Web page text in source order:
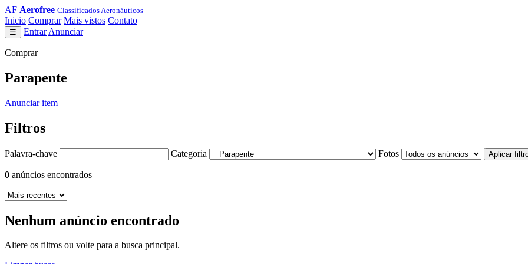
AF Aerofree Classificados Aeronáuticos
Inicio Comprar Mais vistos Contato
☰ Entrar Anunciar
Comprar
Parapente
Anunciar item
Filtros
Palavra-chave Categoria Fotos Aplicar
0 anúncios encontrados
Nenhum anúncio encontrado
Altere os filtros ou volte para a busca principal.